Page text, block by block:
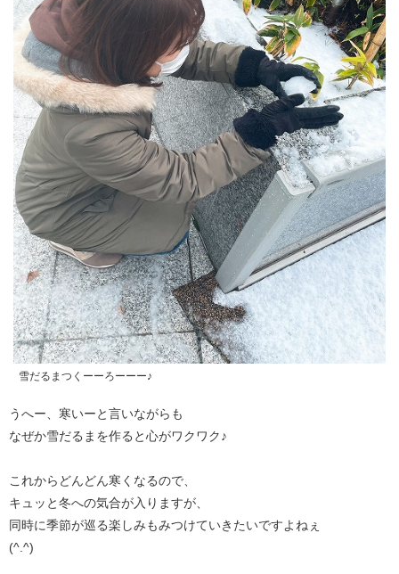
雪だるまつくーーろーーー♪
うへー、寒いーと言いながらも
なぜか雪だるまを作ると心がワクワク♪
これからどんどん寒くなるので、
キュッと冬への気合が入りますが、
同時に季節が巡る楽しみもみつけていきたいですよねぇ
(^.^)